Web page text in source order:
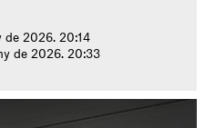
de 2026. 20:14
de 2026. 20:33